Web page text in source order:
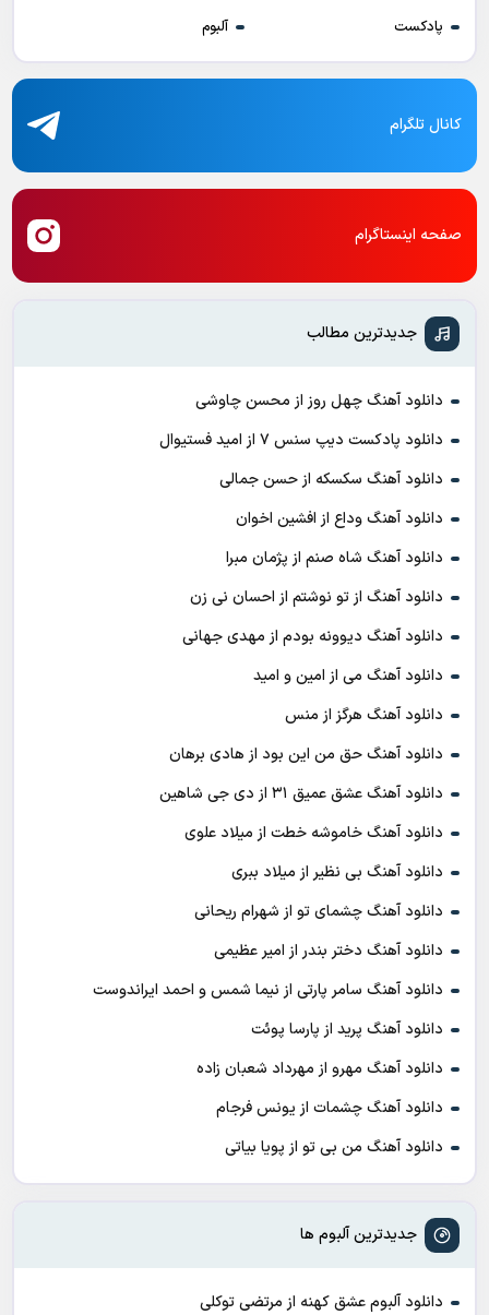
پادکست
آلبوم
کانال تلگرام
صفحه اینستاگرام
جدیدترین مطالب
دانلود آهنگ چهل روز از محسن چاوشی
دانلود پادکست ديپ سنس ۷ از اميد فستيوال
دانلود آهنگ سکسکه از حسن جمالی
دانلود آهنگ وداع از افشين اخوان
دانلود آهنگ شاه صنم از پژمان مبرا
دانلود آهنگ از تو نوشتم از احسان نی زن
دانلود آهنگ دیوونه بودم از مهدی جهانی
دانلود آهنگ می از امین و امید
دانلود آهنگ هرگز از منس
دانلود آهنگ حق من این بود از هادی برهان
دانلود آهنگ عشق عمیق ۳۱ از دی جی شاهین
دانلود آهنگ خاموشه خطت از میلاد علوی
دانلود آهنگ بی نظیر از میلاد ببری
دانلود آهنگ چشمای تو از شهرام ریحانی
دانلود آهنگ دختر بندر از امیر عظیمی
دانلود آهنگ سامر پارتی از نیما شمس و احمد ایراندوست
دانلود آهنگ پرید از پارسا پوئت
دانلود آهنگ مهرو از مهرداد شعبان زاده
دانلود آهنگ چشمات از یونس فرجام
دانلود آهنگ من بی تو از پویا بیاتی
جدیدترین آلبوم ها
دانلود آلبوم عشق کهنه از مرتضی توکلی